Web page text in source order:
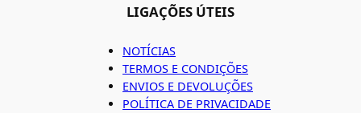
LIGAÇÕES ÚTEIS
NOTÍCIAS
TERMOS E CONDIÇÕES
ENVIOS E DEVOLUÇÕES
POLÍTICA DE PRIVACIDADE